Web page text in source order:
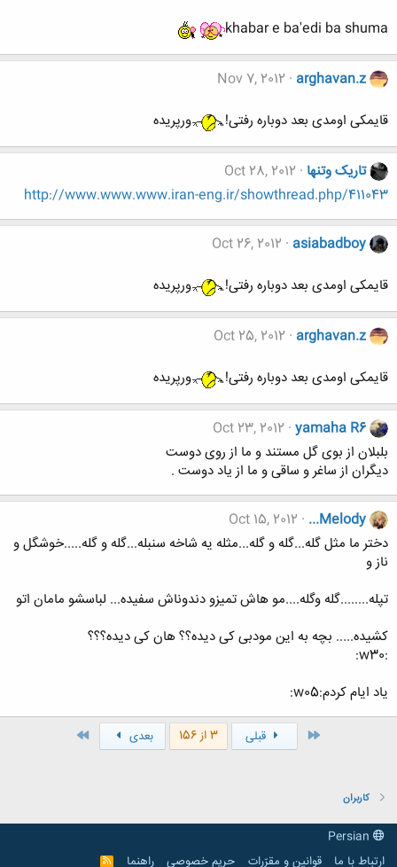
khabar e ba'edi ba shuma
arghavan.z
Nov 7, 2012
قایمکی اومدی بعد دوباره رفتی!
ورپریده
تاریک وتنها Oct 28, 2012
http://www.www.www.iran-eng.ir/showthread.php/411043
asiabadboy
Oct 26, 2012
قایمکی اومدی بعد دوباره رفتی!
ورپریده
arghavan.z
Oct 25, 2012
قایمکی اومدی بعد دوباره رفتی!
ورپریده
yamaha R6
Oct 23, 2012
بلبلان از بوی گل مستند و ما از روی دوست
ديگران از ساغر و ساقی و ما از ياد دوست .
...Melody
Oct 15, 2012
دختر ما مثل گله...گله و گله...مثله یه شاخه سنبله...گله و گله.....خوشگل و
ناز و
تپله........گله وگله....مو هاش تمیزو دندوناش سفیده... لباسشو مامان اتو
کشیده..... بچه به این مودبی کی دیده؟؟ هان کی دیده؟؟؟
:w30:
یاد ایام کردم:w05:
قبلی 3 از 156 بعدی
کاربران
ارتباط با ما
قوانین و مقرّرات حریم خصوصی راهنما
R